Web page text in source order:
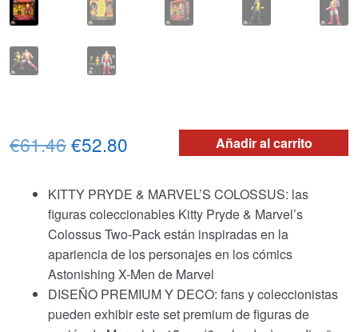
Añadir al carrito
€61.46El
original
era:
€61.46.
€52.80
actual
es:
€52.80.
KITTY PRYDE & MARVEL’S COLOSSUS: las
figuras coleccionables Kitty Pryde & Marvel’s
Colossus Two-Pack están inspiradas en la
apariencia de los personajes en los cómics
Astonishing X-Men de Marvel
DISEÑO PREMIUM Y DECO: fans y coleccionistas
pueden exhibir este set premium de figuras de